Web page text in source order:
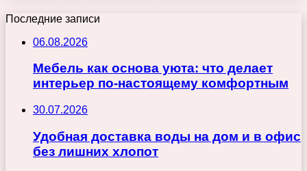
Последние записи
06.08.2026
Мебель как основа уюта: что делает
интерьер по-настоящему комфортным
30.07.2026
Удобная доставка воды на дом и в офис
без лишних хлопот